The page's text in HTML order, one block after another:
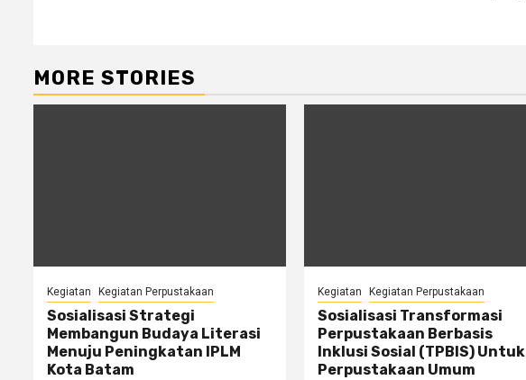
MORE STORIES
Kegiatan Kegiatan Perpustakaan
Sosialisasi Strategi
Membangun Budaya Literasi
Menuju Peningkatan IPLM
Kota Batam
Kegiatan Kegiatan Perpustakaan
Sosialisasi Transformasi
Perpustakaan Berbasis
Inklusi Sosial (TPBIS) Untuk
Perpustakaan Umum